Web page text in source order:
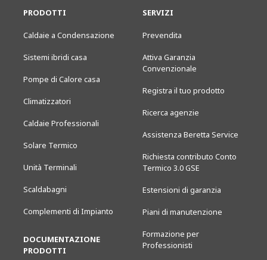
PRODOTTI
Caldaie a Condensazione
Sistemi ibridi casa
Pompe di Calore casa
Climatizzatori
Caldaie Professionali
Solare Termico
Unità Terminali
Scaldabagni
Complementi di Impianto
DOCUMENTAZIONE
PRODOTTI
SERVIZI
Prevendita
Attiva Garanzia
Convenzionale
Registra il tuo prodotto
Ricerca agenzie
Assistenza Beretta Service
Richiesta contributo Conto
Termico 3.0 GSE
Estensioni di garanzia
Piani di manutenzione
Formazione per
Professionisti